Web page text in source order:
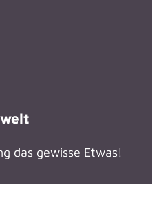
das gewisse Etwas!